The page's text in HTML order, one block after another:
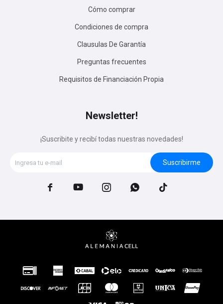
Cómo comprar
Condiciones de compra
Clausulas De Garantía
Preguntas frecuentes
Requisitos de Financiación Propia
Newsletter!
¡Suscribite y recibí todas nuestras novedades!
Suscribirme
    